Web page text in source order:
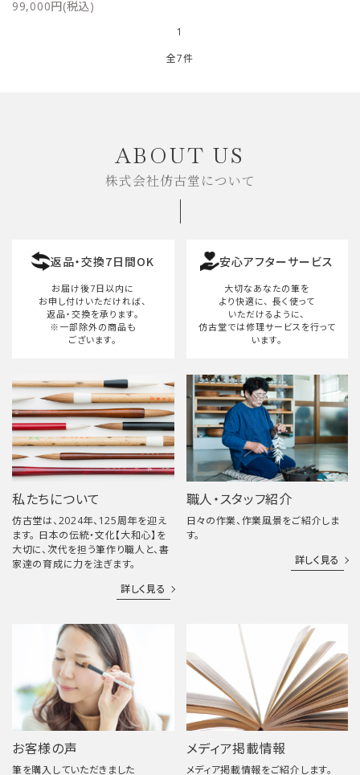
99,000円(税込)
1
全7件
検索する
ABOUT US
株式会社仿古堂について
返品・交換7日間OK
お届け後7日以内に
お申し付けいただければ、
返品・交換を承ります。
※一部除外の商品も
ございます。
安心アフターサービス
大切なあなたの筆を
より快適に、 長く使って
いただけるように、
仿古堂では修理サービスを行って
います。
私たちについて
仿古堂は、2024年、125周年を迎え
ます。 日本の伝統・文化【大和心】を
大切に、次代を担う筆作り職人と、書
家達の育成に力を注ぎます。
詳しく見る
職人・スタッフ紹介
日々の作業、作業風景をご紹介しま
す。
詳しく見る
お客様の声
筆を購入していただきました
メディア掲載情報
メディア掲載情報をご紹介します。